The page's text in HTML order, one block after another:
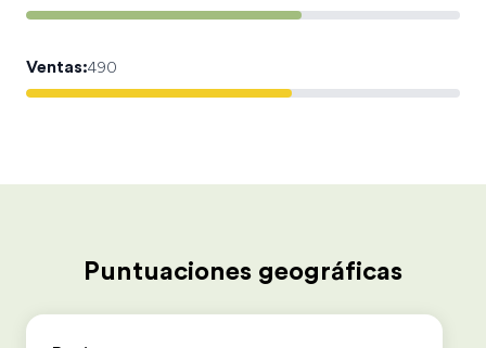
Ventas:490
Puntuaciones geográficas